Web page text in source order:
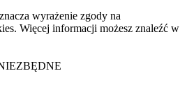
wyrażenie zgody na
Więcej informacji możesz znaleźć w